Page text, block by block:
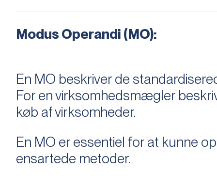
Modus Operandi (MO):
En MO beskriver de
For en virksomhedsmægler
køb af virksomheder.
En MO er essentiel for at kunne
ensartede metoder.